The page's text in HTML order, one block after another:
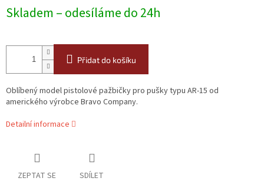
cena:
Skladem – odesíláme do 24h
Přidat do košíku
Oblíbený model pistolové pažbičky pro pušky typu AR-15 od
amerického výrobce Bravo Company.
Detailní informace
ZEPTAT SE SDÍLET